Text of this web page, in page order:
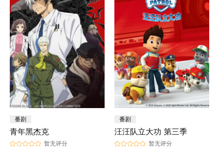
番剧
青年黑杰克
暂无评分
番剧
汪汪队立大功 第三季
暂无评分